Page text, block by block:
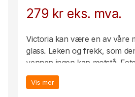
279 kr eks. mva.
Victoria kan være en av våre
glass. Leken og frekk, som
vennen ingen kan motstå.
løfter glasset til nye høyder.
rød og klar.
Vis mer